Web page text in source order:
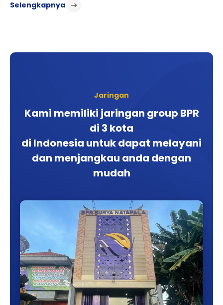
Selengkapnya
Jaringan
Kami memiliki jaringan group BPR
di 3 kota
di Indonesia untuk dapat melayani
dan menjangkau anda dengan
mudah